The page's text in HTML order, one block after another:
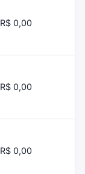
R$ 0,00
R$ 0,00
R$ 0,00